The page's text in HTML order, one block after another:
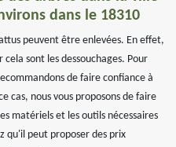
dans le 18310
peuvent être enlevées. En effet,
sont les dessouchages. Pour
de faire confiance à
cas, nous vous proposons de faire
matériels et les outils nécessaires
qu'il peut proposer des prix